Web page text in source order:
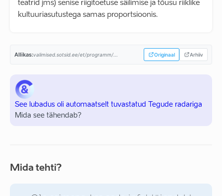
teatrid jms) senise riigitoetuse säilimise ja tõusu riiklike
kultuuriasutustega samas proportsioonis.
Allikas:valimised.sotsid.ee/et/programm/... Originaal Arhiiv
See lubadus oli automaatselt tuvastatud Tegude radariga
Mida see tähendab?
Mida tehti?